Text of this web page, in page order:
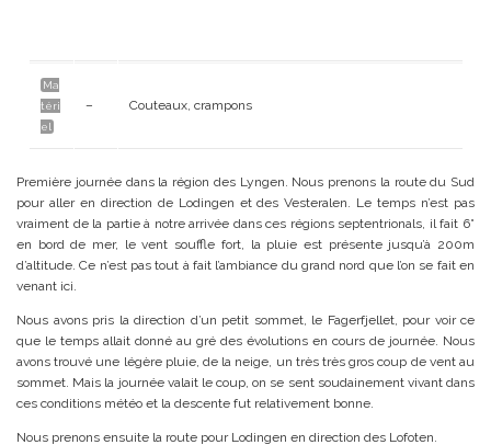
Ma
téri
el
– Couteaux, crampons
Première journée dans la région des Lyngen. Nous prenons la route du Sud
pour aller en direction de Lodingen et des Vesteralen. Le temps n’est pas
vraiment de la partie à notre arrivée dans ces régions septentrionals, il fait 6°
en bord de mer, le vent souffle fort, la pluie est présente jusqu’à 200m
d’altitude. Ce n’est pas tout à fait l’ambiance du grand nord que l’on se fait en
venant ici.
Nous avons pris la direction d’un petit sommet, le Fagerfjellet, pour voir ce
que le temps allait donné au gré des évolutions en cours de journée. Nous
avons trouvé une légère pluie, de la neige, un très très gros coup de vent au
sommet. Mais la journée valait le coup, on se sent soudainement vivant dans
ces conditions météo et la descente fut relativement bonne.
Nous prenons ensuite la route pour Lodingen en direction des Lofoten.